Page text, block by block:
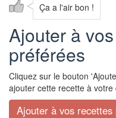
Ça a l'air bon !
Ajouter à
préférées
Cliquez sur le bouton
ajouter cette recette à